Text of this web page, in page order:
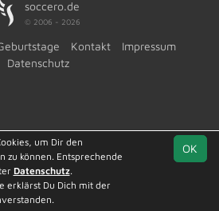
soccero.de
© 2006 - 2026
Kontakt
Impressum
Datenschutz
OK
um Dir den
zu können. Entsprechende
Datenschutz.
erklärst Du Dich mit der